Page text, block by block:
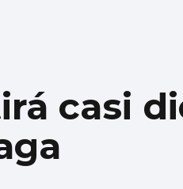
casi